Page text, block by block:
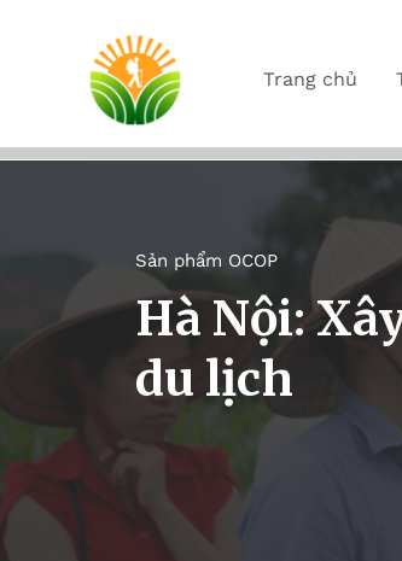
Trang chủ
Sản phẩm OCOP
Hà Nội:
du lịch